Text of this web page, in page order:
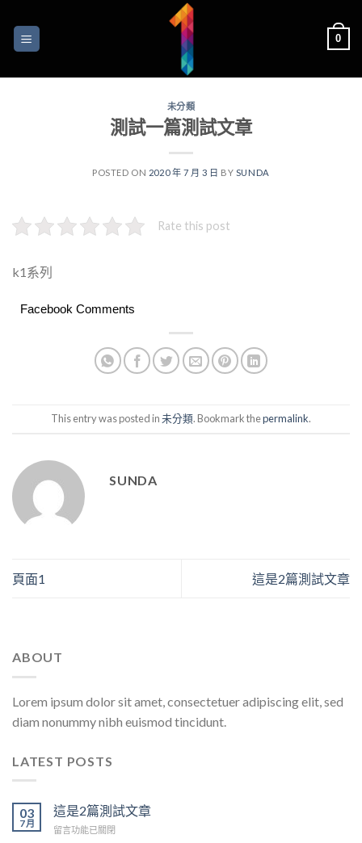
content
0
未分類
測試一篇測試文章
POSTED ON 2020 年 7 月 3 日 BY SUNDA
Rate this post
k1系列
Facebook Comments
This entry was posted in未分類. Bookmark thepermalink.
SUNDA
頁面1 這是2篇測試文章
ABOUT
Lorem ipsum dolor sit amet, consectetuer adipiscing elit, sed
diam nonummy nibh euismod tincidunt.
LATEST POSTS
03
7 月
這是2篇測試文章
在
留言功能已關閉